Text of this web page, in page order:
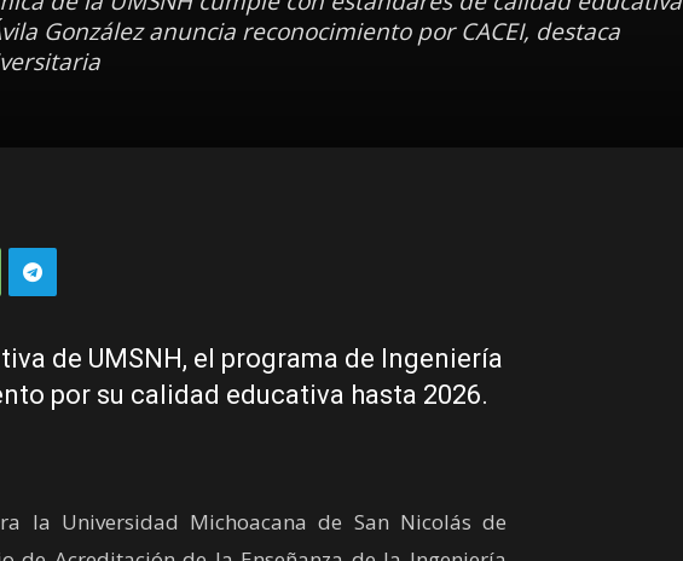
González anuncia reconocimiento por CACEI, destaca
de UMSNH, el programa de Ingeniería
por su calidad educativa hasta 2026.
la Universidad Michoacana de San Nicolás de